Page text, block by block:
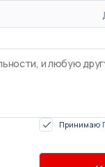
Принимаю